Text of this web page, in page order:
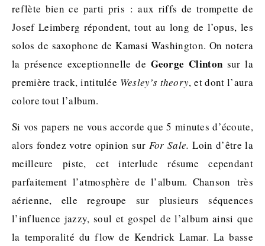
reflète bien ce parti pris : aux riffs de trompette de
Josef Leimberg répondent, tout au long de l’opus, les
solos de saxophone de Kamasi Washington. On notera
la présence exceptionnelle de George Clinton sur la
première track, intitulée Wesley’s theory, et dont l’aura
colore tout l’album.
Si vos papers ne vous accorde que 5 minutes d’écoute,
alors fondez votre opinion sur For Sale.Loin d’être la
meilleure piste, cet interlude résume cependant
parfaitement l’atmosphère de l’album. Chanson très
aérienne, elle regroupe sur plusieurs séquences
l’influence jazzy, soul et gospel de l’album ainsi que
la temporalité du flow de Kendrick Lamar. La basse